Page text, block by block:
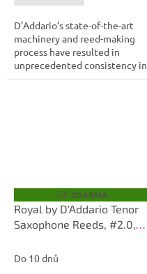
D’Addario’s state-of-the-art
machinery and reed-making
process have resulted in
unprecedented consistency in
today’s...
Z
D
A
R
ZDARMA
Royal by D'Addario Tenor
Saxophone Reeds, #2.0,
Do 10 dnů